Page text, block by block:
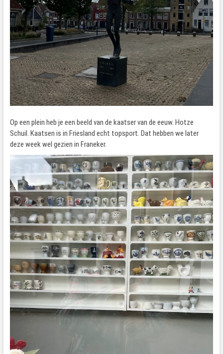
Op een plein heb je een beeld van de kaatser van de eeuw. Hotze
Schuil. Kaatsen is in Friesland echt topsport. Dat hebben we later
deze week wel gezien in Franeker.